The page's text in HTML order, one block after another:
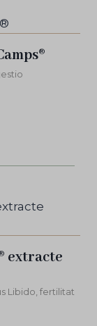
extracte
Libido, fertilitat